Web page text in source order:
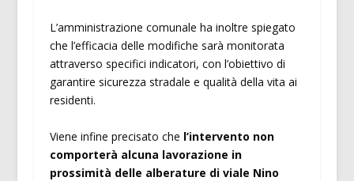
L’amministrazione comunale ha inoltre spiegato
che l’efficacia delle modifiche sarà monitorata
attraverso specifici indicatori, con l’obiettivo di
garantire sicurezza stradale e qualità della vita ai
residenti.
Viene infine precisato che l’intervento non
comporterà alcuna lavorazione in
prossimità delle alberature di viale Nino